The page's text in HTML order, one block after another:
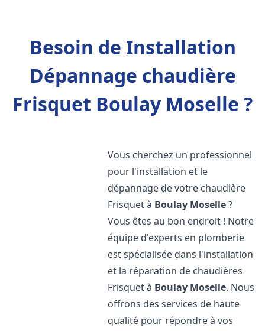
Besoin de Installation
Dépannage chaudière
Frisquet Boulay Moselle ?
Vous cherchez un professionnel
pour l'installation et le
dépannage de votre chaudière
Frisquet à Boulay Moselle?
Vous êtes au bon endroit ! Notre
équipe d'experts en plomberie
est spécialisée dans l'installation
et la réparation de chaudières
Frisquet à Boulay Moselle. Nous
offrons des services de haute
qualité pour répondre à vos